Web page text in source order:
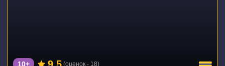
10+ (оценок - 18)